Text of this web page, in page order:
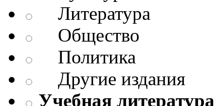
Литература
Общество
Политика
Другие издания
Учебная